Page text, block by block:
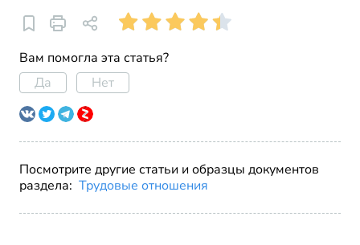
Вам помогла эта статья?
Да
Нет
Посмотрите другие статьи и образцы документов
раздела: Трудовые отношения